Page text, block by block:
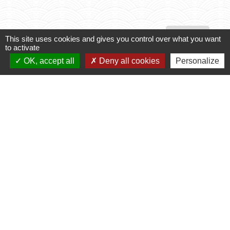
Voir tout
Contacts
This site uses cookies and gives you control over what you want
to activate
OK, accept all
Deny all cookies Personalize